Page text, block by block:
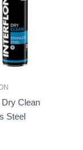
Dry Clean
Steel